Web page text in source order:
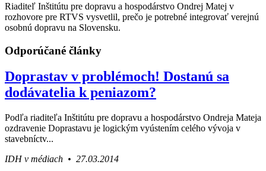
Riaditeľ Inštitútu pre dopravu a hospodárstvo Ondrej Matej v
rozhovore pre RTVS vysvetlil, prečo je potrebné integrovať verejnú
osobnú dopravu na Slovensku.
Odporúčané články
Doprastav v problémoch! Dostanú sa
dodávatelia k peniazom?
Podľa riaditeľa Inštitútu pre dopravu a hospodárstvo Ondreja Mateja
ozdravenie Doprastavu je logickým vyústením celého vývoja v
stavebníctv...
IDH v médiach • 27.03.2014